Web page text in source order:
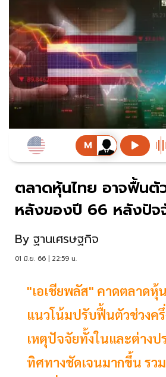
ตลาดหุ้นไทย อาจฟื้นตั
หลังของปี 66 หลังปัจ
By ฐานเศรษฐกิจ
01 มิ.ย. 66 | 22:59 น.
"เอเชียพลัส" คาดตลาดหุ้
แนวโน้มปรับฟื้นตัวช่วงค
เหตุปัจจัยทั้งในและต่างป
ทิศทางชัดเจนมากขึ้น รว